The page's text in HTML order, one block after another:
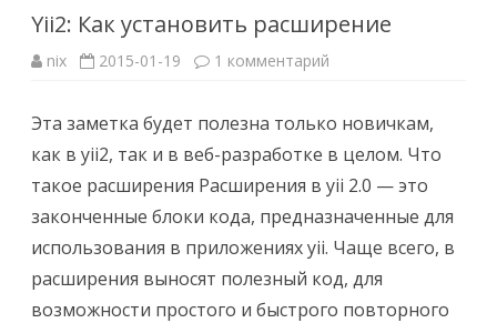
Yii2: Как установить расширение
nix 2015-01-19 1 комментарий
установить
расширение
Эта заметка будет полезна только новичкам,
как в yii2, так и в веб-разработке в целом. Что
такое расширения Расширения в yii 2.0 — это
законченные блоки кода, предназначенные для
использования в приложениях yii. Чаще всего, в
расширения выносят полезный код, для
возможности простого и быстрого повторного